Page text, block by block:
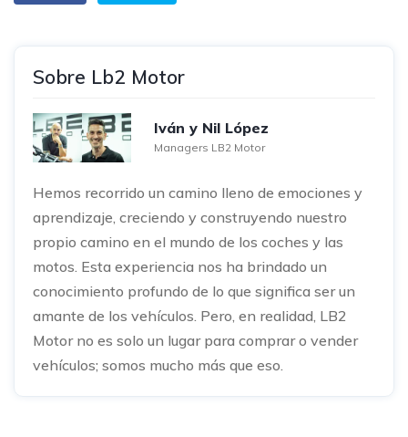
Sobre Lb2 Motor
Iván y Nil López
Managers LB2 Motor
Hemos recorrido un camino lleno de emociones y
aprendizaje, creciendo y construyendo nuestro
propio camino en el mundo de los coches y las
motos. Esta experiencia nos ha brindado un
conocimiento profundo de lo que significa ser un
amante de los vehículos. Pero, en realidad, LB2
Motor no es solo un lugar para comprar o vender
vehículos; somos mucho más que eso.